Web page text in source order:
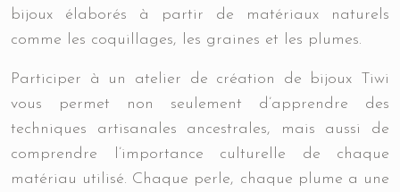
bijoux élaborés à partir de matériaux naturels
comme les coquillages, les graines et les plumes.
Participer à un atelier de création de bijoux Tiwi
vous permet non seulement d’apprendre des
techniques artisanales ancestrales, mais aussi de
comprendre l’importance culturelle de chaque
matériau utilisé. Chaque perle, chaque plume a une